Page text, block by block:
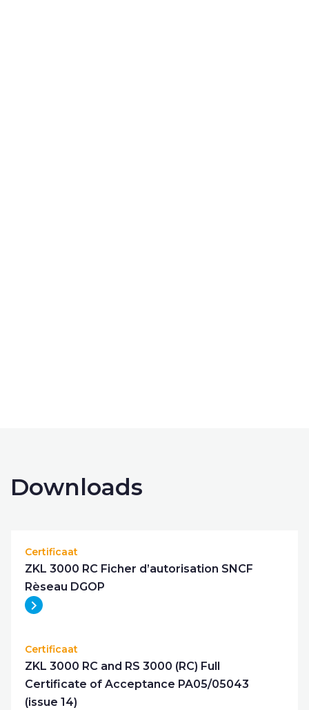
Downloads
Certificaat
ZKL 3000 RC Ficher d’autorisation SNCF
Rèseau DGOP
Certificaat
ZKL 3000 RC and RS 3000 (RC) Full
Certificate of Acceptance PA05/05043
(issue 14)